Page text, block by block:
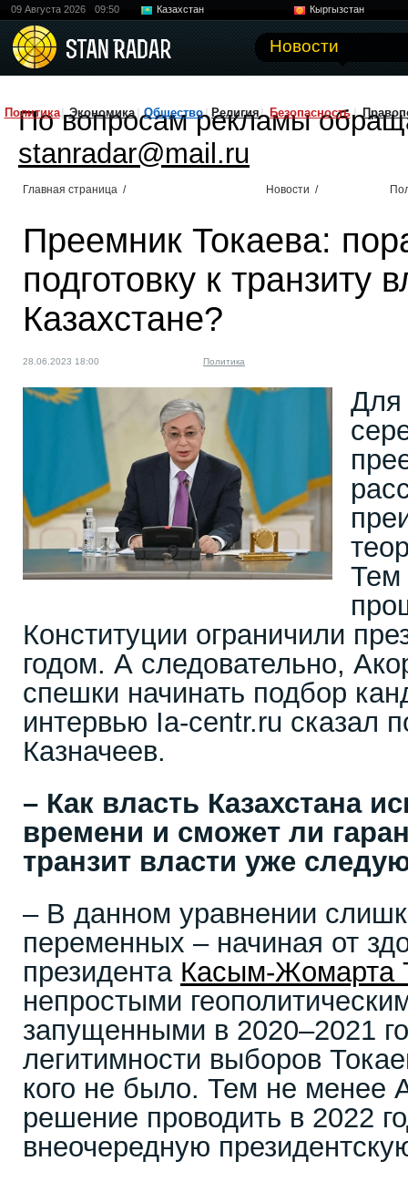
09 Августа 2026 09:50 Казахстан
Кыргызстан
Новости
Политика Экономика Общество Религия Безопасность
По вопросам рекламы
stanradar@mail.ru
Главная страница / Новости /
Преемник Токаева:
подготовку к транзиту
Казахстане?
28.06.2023 18:00 Политика
Для
Тем
Конституции ограничили
годом. А следовательно,
спешки начинать подбор
интервью Ia-centr.ru сказал
Казначеев.
– Как власть Казахстана
времени и сможет ли
транзит власти уже
– В данном уравнении
переменных – начиная от
президента Касым-Жомарта
непростыми
запущенными в 2020–2021
легитимности выборов
кого не было. Тем не менее
решение проводить в 2022
внеочередную